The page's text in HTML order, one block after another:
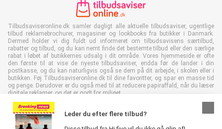
Leder du efter flere tilbud?
Tilbudsaviseronline.dk samler dagligt alle aktuelle tilbudsaviser, ugentlige
tilbud reklamebrochurer, magasiner og lookbooks fra butikker i Danmark.
Dermed holder vi dig fuldt ud informeret om tilbudsavisens særtilbud,
rabatter og tilbud, og du kan nemt finde det bestemte tilbud eller den særlige
rabat i løbet af butikkernes udsalg i dit område. Vores hjemmeside er ofte
den første til at vise de nyeste tilbudsaviser, endda før de lander i din
postkasse, og du kan naturligvis også se dem på dit arbejde, i skolen eller i
butikken. Føj Tilbudsaviseronline.dk til dine favoritter, og spar en masse tid
og penge. Derudover er du også med til at reducere papiraffald, når du læser
digitale reklamer, og det er godt for miljøet.